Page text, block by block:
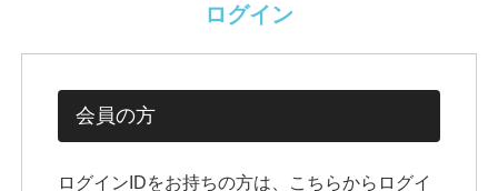
ログイン
会員の方
ログインIDをお持ちの方は、こちらからログイ